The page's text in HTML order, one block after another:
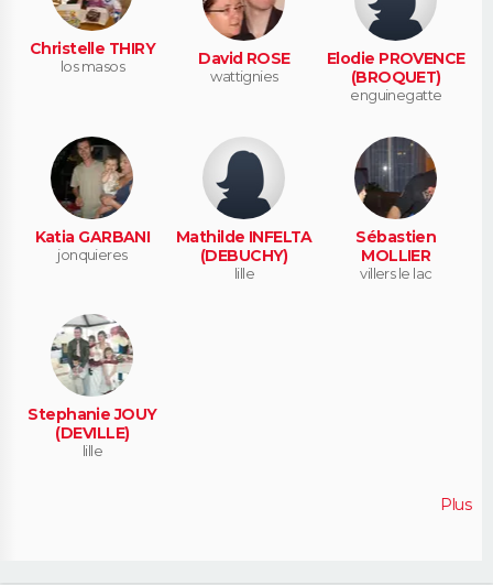
Christelle THIRY
los masos David ROSE
wattignies
Elodie PROVENCE
(BROQUET)
enguinegatte
Katia GARBANI
jonquieres
Mathilde INFELTA
(DEBUCHY)
lille
Sébastien
MOLLIER
villers le lac
Stephanie JOUY
(DEVILLE)
lille
Plus